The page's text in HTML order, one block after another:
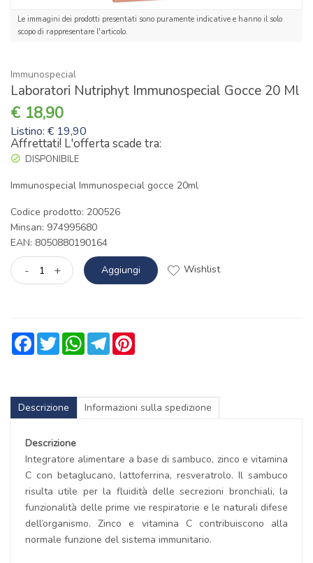
Le immagini dei prodotti presentati sono puramente indicative e hanno il solo
scopo di rappresentare l'articolo.
Immunospecial
Laboratori Nutriphyt Immunospecial Gocce 20 Ml
18,90
Listino: € 19,90
Affrettati! L'offerta scade tra:
DISPONIBILE
Immunospecial Immunospecial gocce 20ml
Codice prodotto: 200526
Minsan: 974995680
EAN: 8050880190164
- + Aggiungi Wishlist
FacebookTwitter WhatsApp
Telegram
Descrizione Informazioni sulla spedizione
Descrizione
Integratore alimentare a base di sambuco, zinco e vitamina
C con betaglucano, lattoferrina, resveratrolo. Il sambuco
risulta utile per la fluidità delle secrezioni bronchiali, la
funzionalità delle prime vie respiratorie e le naturali difese
dell’organismo. Zinco e vitamina C contribuiscono alla
normale funzione del sistema immunitario.